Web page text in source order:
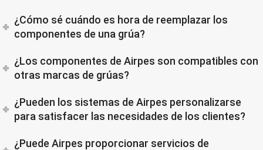
¿Cómo sé cuándo es hora de reemplazar los
componentes de una grúa?
¿Los componentes de Airpes son compatibles con
otras marcas de grúas?
¿Pueden los sistemas de Airpes personalizarse
para satisfacer las necesidades de los clientes?
¿Puede Airpes proporcionar servicios de